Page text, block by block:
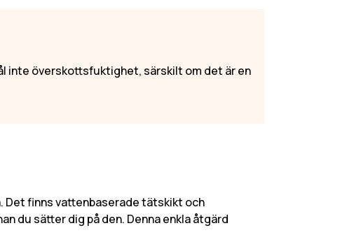
inte överskottsfuktighet, särskilt om det är en
finns vattenbaserade tätskikt och
du sätter dig på den. Denna enkla åtgärd